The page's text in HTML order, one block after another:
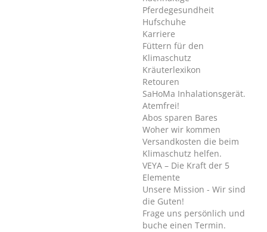
Pferdegesundheit
Hufschuhe
Karriere
Füttern für den
Klimaschutz
Kräuterlexikon
Retouren
SaHoMa Inhalationsgerät.
Atemfrei!
Abos sparen Bares
Woher wir kommen
Versandkosten die beim
Klimaschutz helfen.
VEYA – Die Kraft der 5
Elemente
Unsere Mission - Wir sind
die Guten!
Frage uns persönlich und
buche einen Termin.